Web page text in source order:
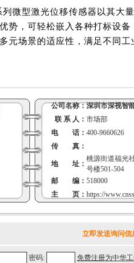
列微型激光位移传感器以其大
势，可轻松嵌入各种打标设
元场景的适应性，满足不同
公司名称：深圳市深视智
联 系 人： 市场部
电 话： 400-9660626
传 真：
地 址：
桃源街道福光
号楼501-504
邮 编： 518000
主 页： https://
立即发送询问信
密码: 免费注册为中华